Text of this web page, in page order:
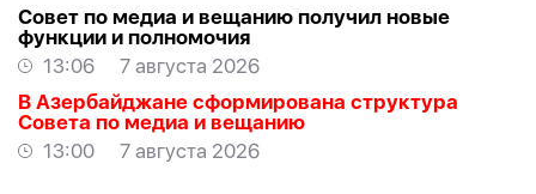
Совет по медиа и вещанию получил новые
функции и полномочия
13:06
7 августа 2026
В Азербайджане сформирована структура
Совета по медиа и вещанию
13:00
7 августа 2026